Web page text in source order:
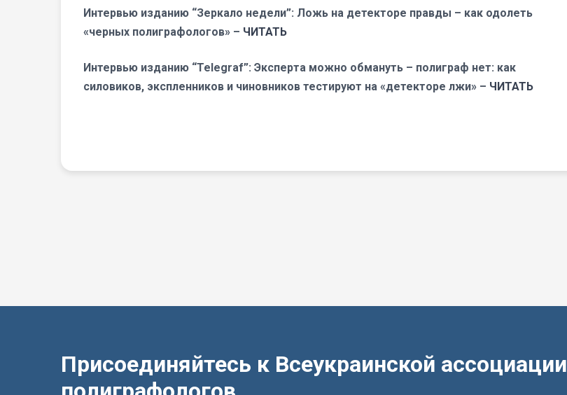
Интервью изданию “Зеркало недели”: Ложь на детекторе правды – как одолеть
«черных полиграфологов» – ЧИТАТЬ
Интервью изданию “Telegraf”: Эксперта можно обмануть – полиграф нет: как
силовиков, экспленников и чиновников тестируют на «детекторе лжи» – ЧИТАТЬ
Присоединяйтесь к Всеукраинской ассоциации